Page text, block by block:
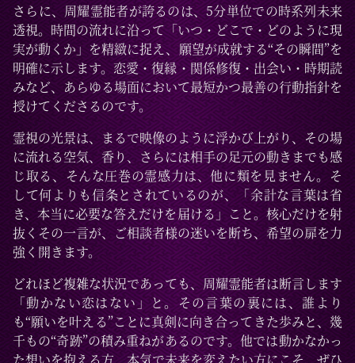
さらに、周耀霊能者が誇るのは、5分単位での時系列未来
透視。時間の流れに沿って「いつ・どこで・どのように現
実が動くか」を精緻に捉え、願望が成就する“その瞬間”を
明確に示します。恋愛・復縁・関係修復・出会い・時期読
みなど、あらゆる場面において最短かつ最善の行動指針を
授けてくださるのです。
霊視の光景は、まるで映像のように浮かび上がり、その場
に流れる空気、香り、さらには相手の足元の動きまでも感
じ取る、そんな圧巻の霊感力は、他に類を見ません。そ
して何よりも信条とされているのが、「余計な言葉は省
き、本当に必要な答えだけを届ける」こと。核心だけを射
抜くその一言が、ご相談者様の迷いを断ち、希望の扉を力
強く開きます。
どれほど複雑な状況であっても、周耀霊能者は断言します
「動かない恋はない」と。その言葉の裏には、誰より
も“願いを叶える”ことに真剣に向き合ってきた歩みと、幾
千もの“奇跡”の積み重ねがあるのです。他では動かなかっ
た想いを抱える方、本気で未来を変えたい方にこそ、ぜひ